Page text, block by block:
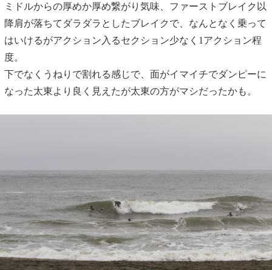
ミドルからの厚めか厚め繋がり気味、ファーストブレイク以
降肩が落ちてダラダラとしたブレイクで、なんとなく乗って
はいけるがアクション入るセクション少なく1アクション程
度。
下でなくうねりで割れる感じで、面がイマイチでダンピーに
なった太東より良く見えたが太東の方がマシだったかも。